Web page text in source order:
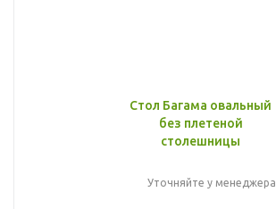
Стол Багама овальный
без плетеной
столешницы
Уточняйте у менеджера